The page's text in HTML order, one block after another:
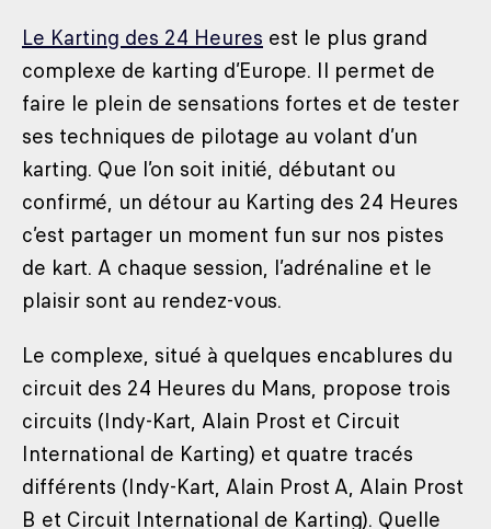
Le Karting des 24 Heures est le plus grand
complexe de karting d’Europe. Il permet de
faire le plein de sensations fortes et de tester
ses techniques de pilotage au volant d’un
karting. Que l’on soit initié, débutant ou
confirmé, un détour au Karting des 24 Heures
c’est partager un moment fun sur nos pistes
de kart. A chaque session, l’adrénaline et le
plaisir sont au rendez-vous.
Le complexe, situé à quelques encablures du
circuit des 24 Heures du Mans, propose trois
circuits (Indy-Kart, Alain Prost et Circuit
International de Karting) et quatre tracés
différents (Indy-Kart, Alain Prost A, Alain Prost
B et Circuit International de Karting). Quelle